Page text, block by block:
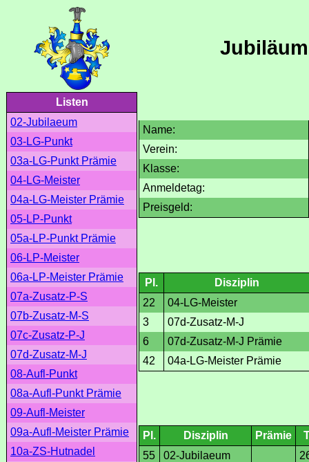
Listen
02-Jubilaeum
03-LG-Punkt
03a-LG-Punkt Prämie
04-LG-Meister
04a-LG-Meister Prämie
05-LP-Punkt
05a-LP-Punkt Prämie
06-LP-Meister
06a-LP-Meister Prämie
07a-Zusatz-P-S
07b-Zusatz-M-S
07c-Zusatz-P-J
07d-Zusatz-M-J
08-Aufl-Punkt
08a-Aufl-Punkt Prämie
09-Aufl-Meister
09a-Aufl-Meister Prämie
10a-ZS-Hutnadel
Name:
Verein:
Klasse:
Anmeldetag:
Preisgeld:
Pl.
Disziplin
22
04-LG-Meister
3
07d-Zusatz-M-J
6
07d-Zusatz-M-J Prämie
42
04a-LG-Meister Prämie
Pl. Disziplin Prämie
55
02-Jubilaeum